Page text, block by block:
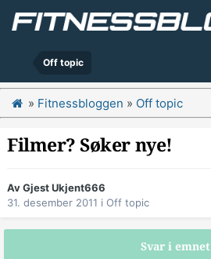
Off topic
» Fitnessbloggen » Off topic
Filmer? Søker nye!
Av Gjest Ukjent666
31. desember 2011 i Off topic
Svar i emnet